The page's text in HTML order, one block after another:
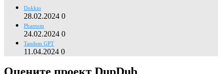
Dokkio
28.02.2024 0
Phantom
24.02.2024 0
Tandem GPT
11.04.2024 0
Оцените проект DupDub